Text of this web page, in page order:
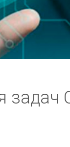
задач